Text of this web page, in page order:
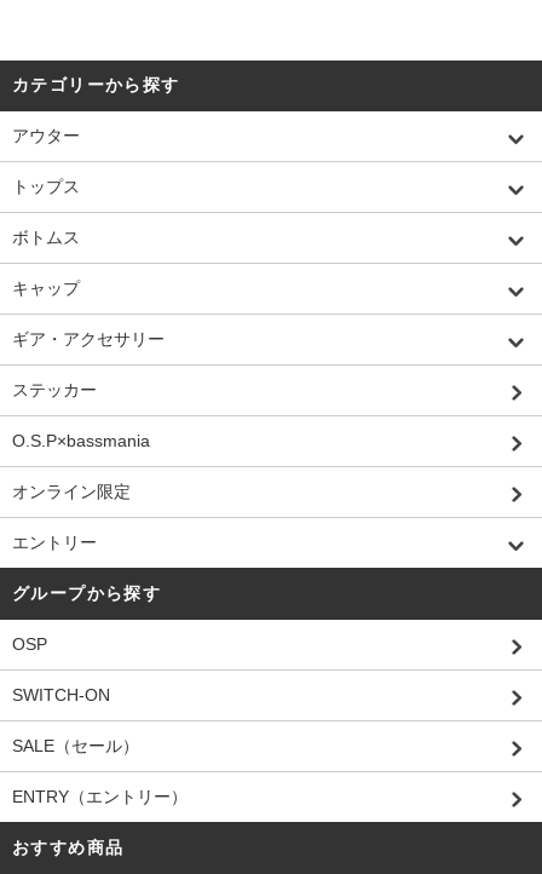
カテゴリーから探す
アウター
トップス
ボトムス
キャップ
ギア・アクセサリー
ステッカー
O.S.P×bassmania
オンライン限定
エントリー
グループから探す
OSP
SWITCH-ON
SALE（セール）
ENTRY（エントリー）
おすすめ商品